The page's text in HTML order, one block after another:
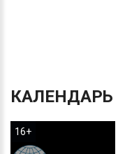
КАЛЕНДАРЬ
16+